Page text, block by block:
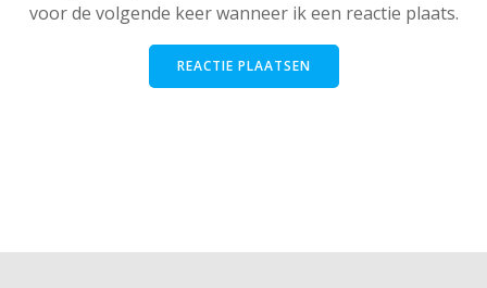
voor de volgende keer wanneer ik een reactie plaats.